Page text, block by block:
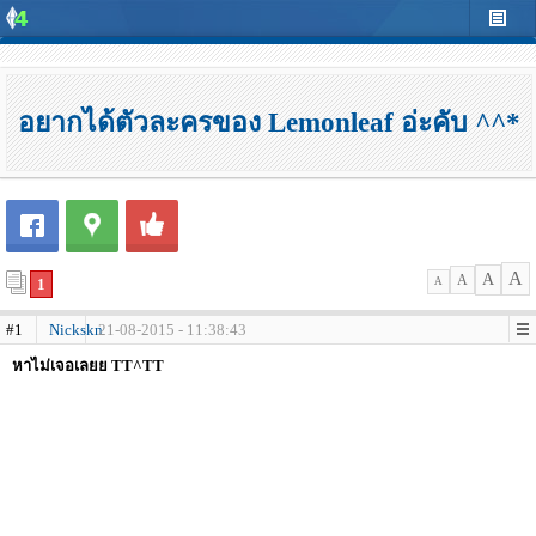
อยากได้ตัวละครของ Lemonleaf อ่ะคับ ^^*
1 A A A A
#1 Nickskn21-08-2015 - 11:38:43
หาไม่เจอเลยย TT^TT